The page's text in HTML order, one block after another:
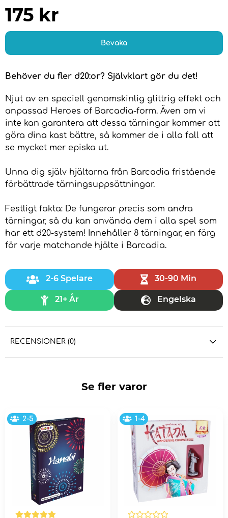
175 kr
Bevaka
Behöver du fler d20:or? Självklart gör du det!
Njut av en speciell genomskinlig glittrig effekt och
anpassad Heroes of Barcadia-form. Även om vi
inte kan garantera att dessa tärningar kommer att
göra dina kast bättre, så kommer de i alla fall att
se mycket mer episka ut.
Unna dig själv hjältarna från Barcadia fristående
förbättrade tärningsuppsättningar.
Festligt fakta: De fungerar precis som andra
tärningar, så du kan använda dem i alla spel som
har ett d20-system! Innehåller 8 tärningar, en färg
för varje matchande hjälte i Barcadia.
2-6 Spelare 30-90 Min
21+ År Engelska
RECENSIONER (0)
Se fler varor
2-5 1-4